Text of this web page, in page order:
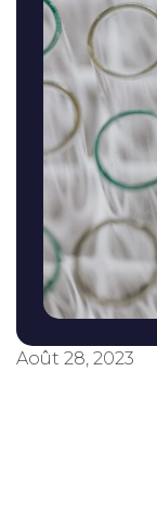
Août 28, 2023